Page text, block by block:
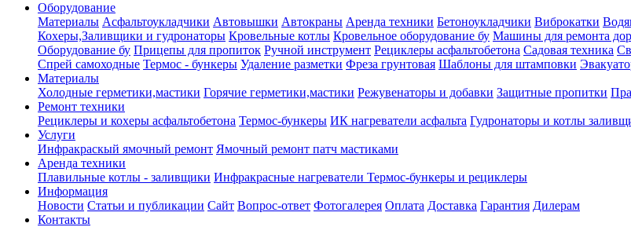
Оборудование
Материалы Асфальтоукладчики Автовышки Автокраны Аренда техники Бетоноукладчики Виброкатки
Кохеры,Заливщики и гудронаторы Кровельные котлы Кровельное оборудование бу Машины для ремонта
Оборудование бу Прицепы для пропиток Ручной инструмент Рециклеры асфальтобетона Садовая техника
Спрей самоходные Термос - бункеры Удаление разметки Фреза грунтовая Шаблоны для штамповки
Материалы
Холодные герметики,мастики Горячие герметики,мастики Режувенаторы и добавки Защитные пропитки
Ремонт техники
Рециклеры и кохеры асфальтобетона Термос-бункеры ИК нагреватели асфальта Гудронаторы и котлы
Услуги
Инфракраскый ямочный ремонт Ямочный ремонт патч мастиками
Аренда техники
Плавильные котлы - заливщики Инфракрасные нагреватели Термос-бункеры и рециклеры
Информация
Новости Статьи и публикации Сайт Вопрос-ответ Фотогалерея Оплата Доставка Гарантия Дилерам
Контакты